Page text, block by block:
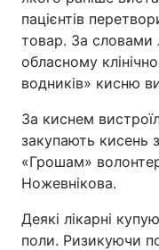
Головна
пацієнтів
товар. За словами
обласному
водників» кисню
За киснем
закупають кисень
«Грошам»
Ножевнікова.
Деякі лікарні
поли. Ризикуючи